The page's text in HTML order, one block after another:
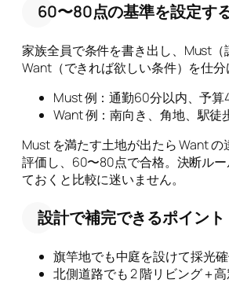
60〜80点の基準を設定す
家族全員で条件を書き出し、Must（
Want（できれば欲しい条件）を仕分
Must 例：通勤60分以内、予算
Want 例：南向き、角地、駅徒
Must を満たす土地が出たら Want
評価し、60〜80点で合格。決断ル
ておくと比較に迷いません。
設計で補完できるポイント
旗竿地でも中庭を設けて採光
北側道路でも 2 階リビング＋